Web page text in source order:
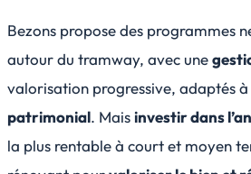
Bezons propose des programmes
autour du tramway, avec une
valorisation progressive, adaptés à
patrimonial. Maisinvestir dans
la plus rentable à court et moyen